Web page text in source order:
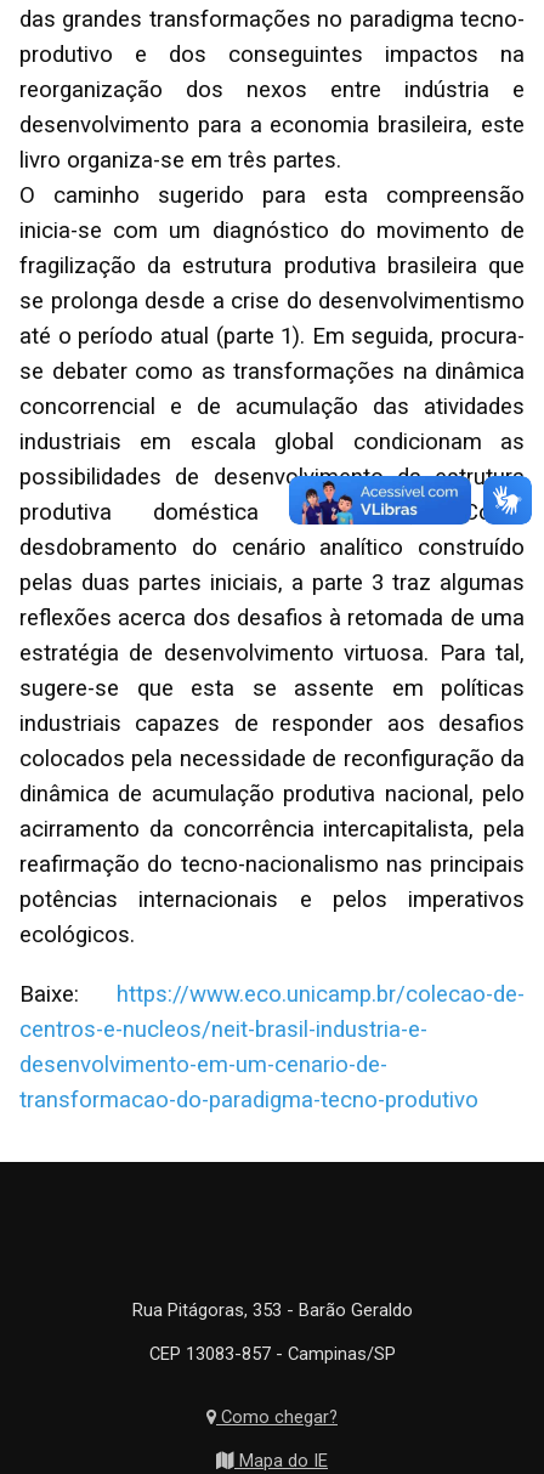
das grandes transformações no paradigma tecno-
produtivo e dos conseguintes impactos na
reorganização dos nexos entre indústria e
desenvolvimento para a economia brasileira, este
livro organiza-se em três partes.
O caminho sugerido para esta compreensão
inicia-se com um diagnóstico do movimento de
fragilização da estrutura produtiva brasileira que
se prolonga desde a crise do desenvolvimentismo
até o período atual (parte 1). Em seguida, procura-
se debater como as transformações na dinâmica
concorrencial e de acumulação das atividades
industriais em escala global condicionam as
possibilidades de desenvolvimento da estrutura
produtiva doméstica (parte 2). Como
desdobramento do cenário analítico construído
pelas duas partes iniciais, a parte 3 traz algumas
reflexões acerca dos desafios à retomada de uma
estratégia de desenvolvimento virtuosa. Para tal,
sugere-se que esta se assente em políticas
industriais capazes de responder aos desafios
colocados pela necessidade de reconfiguração da
dinâmica de acumulação produtiva nacional, pelo
acirramento da concorrência intercapitalista, pela
reafirmação do tecno-nacionalismo nas principais
potências internacionais e pelos imperativos
ecológicos.
Baixe: https://www.eco.unicamp.br/colecao-de-
centros-e-nucleos/neit-brasil-industria-e-
desenvolvimento-em-um-cenario-de-
transformacao-do-paradigma-tecno-produtivo
Rua Pitágoras, 353 - Barão Geraldo
CEP 13083-857 - Campinas/SP
Como chegar?
Mapa do IE